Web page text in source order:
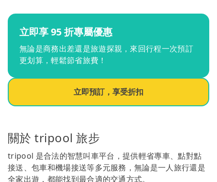
立即享 95 折專屬優惠
無論是商務出差還是旅遊探親，來回行程一次預訂
更划算，輕鬆節省旅費！
立即預訂，享受折扣
關於 tripool 旅步
tripool 是合法的智慧叫車平台，提供輕省專車、點對點
接送、包車和機場接送等多元服務，無論是一人旅行還是
全家出遊，都能找到最合適的交通方式。